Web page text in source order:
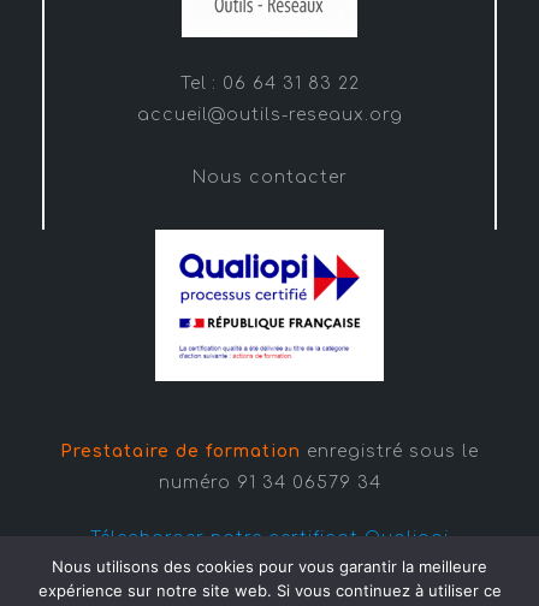
Tel : 06 64 31 83 22
accueil@outils-reseaux.org
Nous contacter
Prestataire de formation enregistré sous le
numéro 91 34 06579 34
Télecharger notre certificat Qualiopi
Nous utilisons des cookies pour vous garantir la meilleure
expérience sur notre site web. Si vous continuez à utiliser ce